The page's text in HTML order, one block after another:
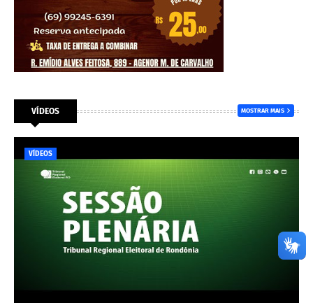
VÍDEOS MOSTRAR MAIS
VÍDEOS